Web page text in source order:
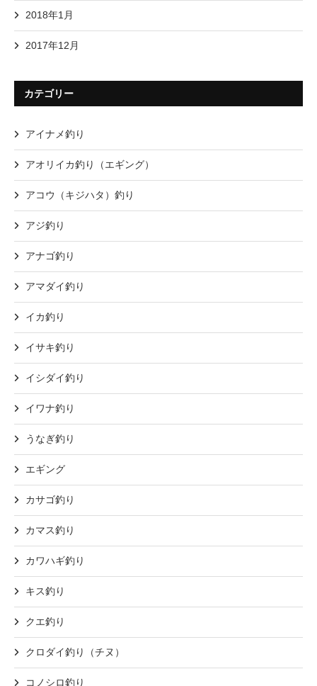
2018年1月
2017年12月
カテゴリー
アイナメ釣り
アオリイカ釣り（エギング）
アコウ（キジハタ）釣り
アジ釣り
アナゴ釣り
アマダイ釣り
イカ釣り
イサキ釣り
イシダイ釣り
イワナ釣り
うなぎ釣り
エギング
カサゴ釣り
カマス釣り
カワハギ釣り
キス釣り
クエ釣り
クロダイ釣り（チヌ）
コノシロ釣り